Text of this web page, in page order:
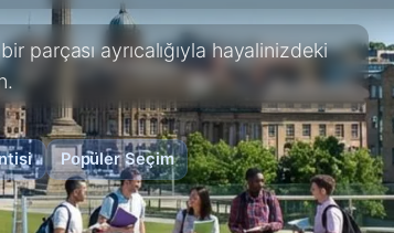
parçası ayrıcalığıyla hayalinizdeki
Popüler Seçim